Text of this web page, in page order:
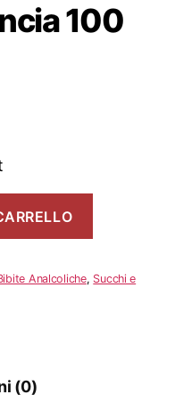
100
Analcoliche, Succhi e
(0)